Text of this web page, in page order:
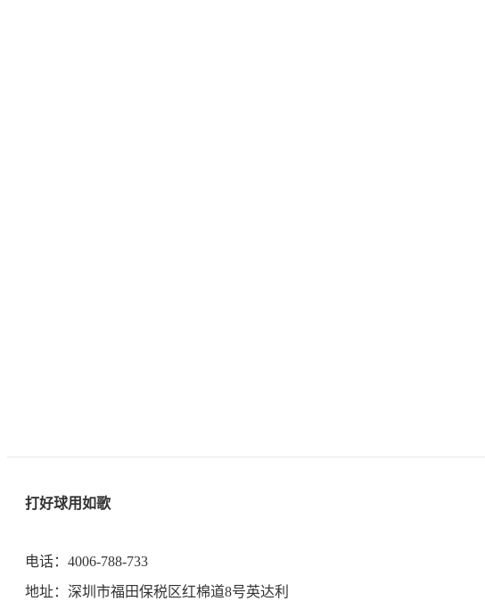
打好球用如歌
电话： 4006-788-733
地址：深圳市福田保税区红棉道8号英达利